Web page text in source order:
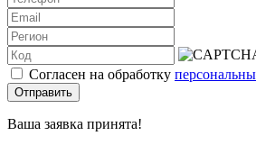
Согласен на обработку
Отправить
Ваша заявка принята!